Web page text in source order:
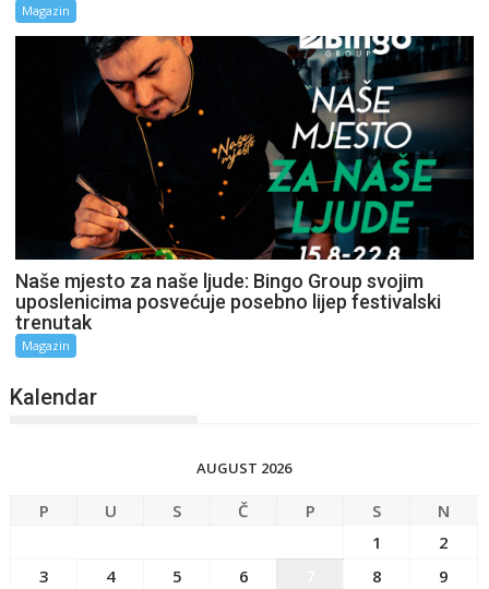
Magazin
Naše mjesto za naše ljude: Bingo Group svojim
uposlenicima posvećuje posebno lijep festivalski
trenutak
Magazin
Kalendar
AUGUST 2026
P U S Č P S
N
1
2
3
4 5 6 8
9